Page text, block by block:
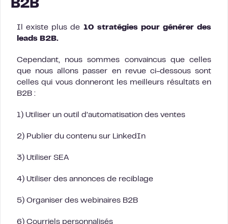
B2B
Il existe plus de 10 stratégies pour générer des
leads B2B.
Cependant, nous sommes convaincus que celles
que nous allons passer en revue ci-dessous sont
celles qui vous donneront les meilleurs résultats en
B2B :
1) Utiliser un outil d’automatisation des ventes
2) Publier du contenu sur LinkedIn
3) Utiliser SEA
4) Utiliser des annonces de reciblage
5) Organiser des webinaires B2B
6) Courriels personnalisés